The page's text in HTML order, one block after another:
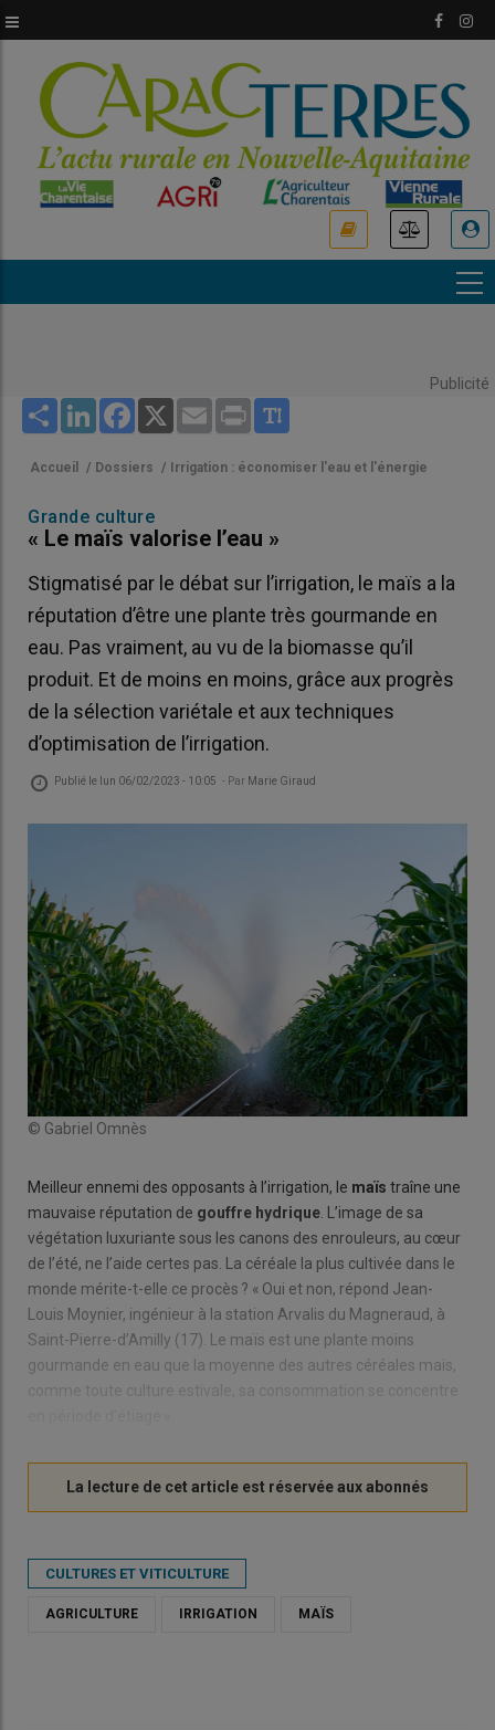
au
principal
Publicité
Share LinkedInFacebook
X Email Print
Accueil / Dossiers / Irrigation : économiser l'eau et l'énergie
Grande culture
« Le maïs valorise l’eau »
Stigmatisé par le débat sur l’irrigation, le maïs a la
réputation d’être une plante très gourmande en
eau. Pas vraiment, au vu de la biomasse qu’il
produit. Et de moins en moins, grâce aux progrès
de la sélection variétale et aux techniques
d’optimisation de l’irrigation.
Publié le lun 06/02/2023 - 10:05 - Par Marie Giraud
© Gabriel Omnès
Meilleur ennemi des opposants à l’irrigation, le maïs traîne une
mauvaise réputation de gouffre hydrique . L’image de sa
végétation luxuriante sous les canons des enrouleurs, au cœur
de l’été, ne l’aide certes pas. La céréale la plus cultivée dans le
monde mérite-t-elle ce procès ? « Oui et non, répond Jean-
Louis Moynier, ingénieur à la station Arvalis du Magneraud, à
Saint-Pierre-d’Amilly (17). Le maïs est une plante moins
gourmande en eau que la moyenne des autres céréales mais,
CULTURES ET VITICULTURE
AGRICULTURE IRRIGATION MAÏS